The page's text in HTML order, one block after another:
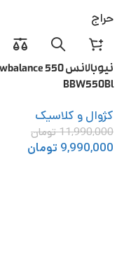
حراج
BBW550Bl
کژوال و کلاسیک
11,990,000تومان
9,990,000 تومان